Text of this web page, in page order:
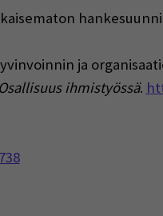
ja
Osallisuus ihmistyössä.